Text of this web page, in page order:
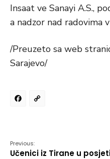
Insaat ve Sanayi A.S.,
a nadzor nad radovima
/Preuzeto sa web
Sarajevo/
Facebook
Previous:
Učenici iz Tirane u